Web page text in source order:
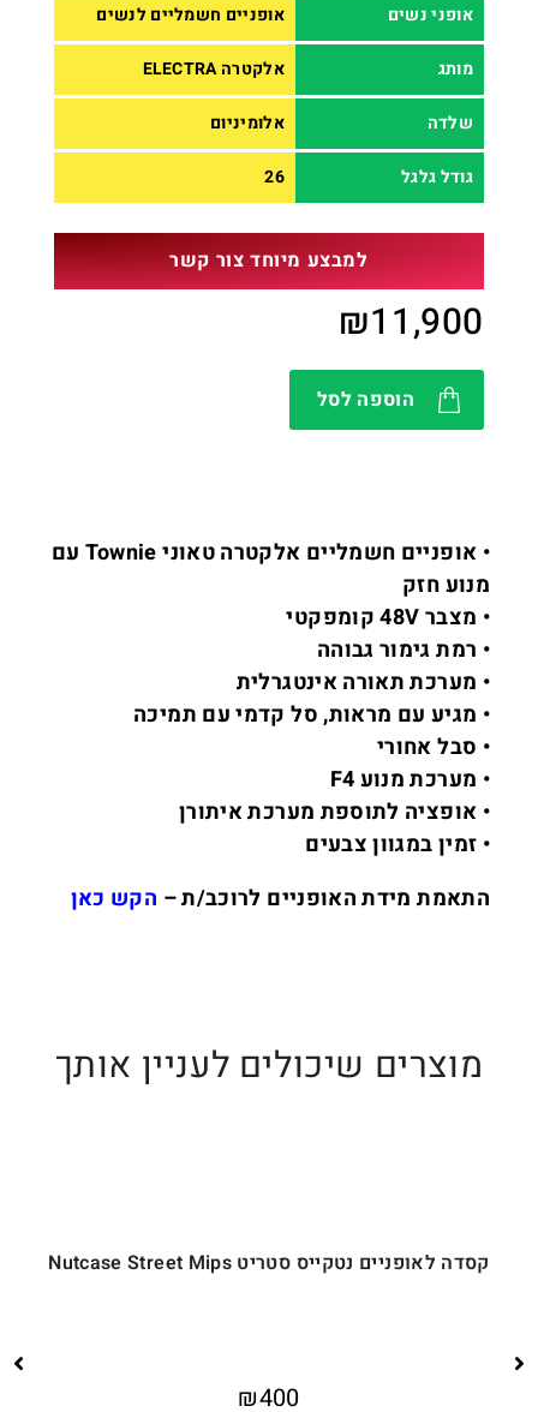
אופני נשים
אופניים חשמליים לנשים
מותג אלקטרה ELECTRA
שלדה אלומיניום
גודל גלגל 26
למבצע מיוחד צור קשר
₪11,900
הוספה לסל
• אופניים חשמליים אלקטרה טאוני Townie עם
מנוע חזק
• מצבר 48V קומפקטי
• רמת גימור גבוהה
• מערכת תאורה אינטגרלית
• מגיע עם מראות, סל קדמי עם תמיכה
• סבל אחורי
• מערכת מנוע F4
• אופציה לתוספת מערכת איתורן
• זמין במגוון צבעים
התאמת מידת האופניים לרוכב/ת – הקש כאן
מוצרים שיכולים לעניין אותך
קסדה לאופניים נטקייס סטריט Nutcase Street Mips
₪400